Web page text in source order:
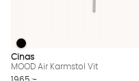
MOOD Air Karmstol Vit
MOOD Air Karmstol Vit
Cinas
MOOD Air Karmstol Vit